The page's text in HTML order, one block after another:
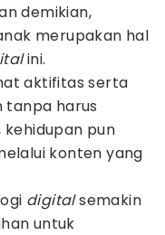
demikian,
merupakan hal
ini.
aktifitas serta
tanpa harus
kehidupan pun
konten yang
digitalsemakin
untuk